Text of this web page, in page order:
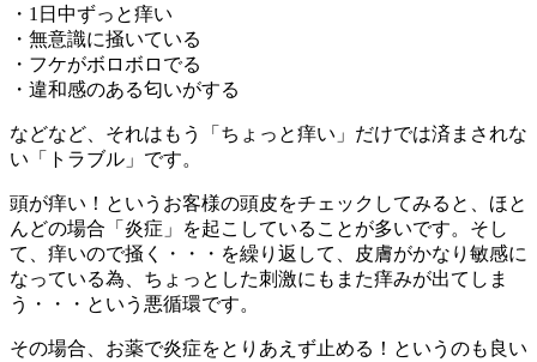
・1日中ずっと痒い
・無意識に掻いている
・フケがボロボロでる
・違和感のある匂いがする
などなど、それはもう「ちょっと痒い」だけでは済まされな
い「トラブル」です。
頭が痒い！というお客様の頭皮をチェックしてみると、ほと
んどの場合「炎症」を起こしていることが多いです。そし
て、痒いので掻く・・・を繰り返して、皮膚がかなり敏感に
なっている為、ちょっとした刺激にもまた痒みが出てしま
う・・・という悪循環です。
その場合、お薬で炎症をとりあえず止める！というのも良い